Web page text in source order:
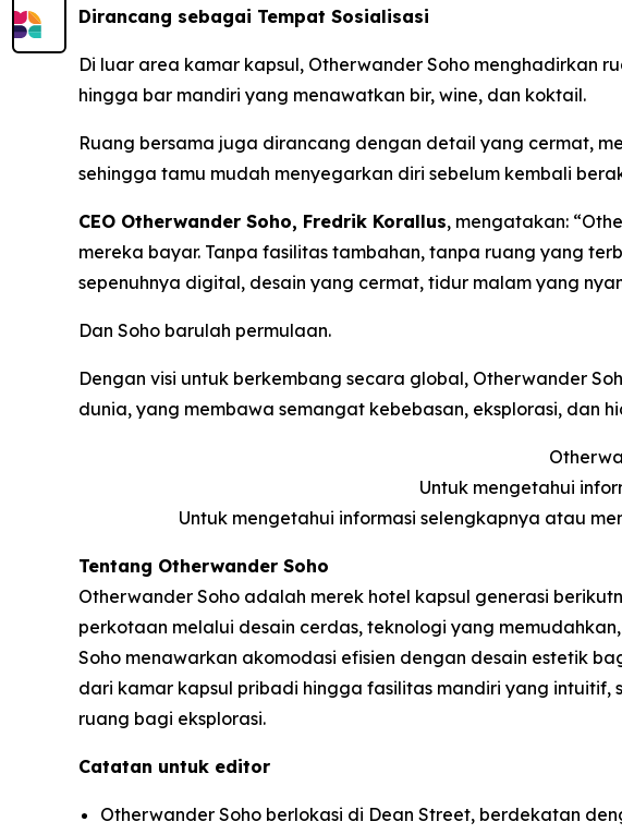
Dirancang sebagai Tempat Sosialisasi
Di luar area kamar kapsul, Otherwander Soho menghadirkan
hingga bar mandiri yang menawatkan bir, wine, dan koktail.
Ruang bersama juga dirancang dengan detail yang cermat,
sehingga tamu mudah menyegarkan diri sebelum kembali
CEO Otherwander Soho, Fredrik Korallus, mengatakan:
mereka bayar. Tanpa fasilitas tambahan, tanpa ruang yang
sepenuhnya digital, desain yang cermat, tidur malam yang
Dan Soho barulah permulaan.
Dengan visi untuk berkembang secara global, Otherwander
dunia, yang membawa semangat kebebasan, eksplorasi, dan
Untuk mengetahui
Untuk mengetahui informasi selengkapnya atau
Tentang Otherwander Soho
Otherwander Soho adalah merek hotel kapsul generasi
perkotaan melalui desain cerdas, teknologi yang
Soho menawarkan akomodasi efisien dengan desain estetik
dari kamar kapsul pribadi hingga fasilitas mandiri yang
ruang bagi eksplorasi.
Catatan untuk editor
Otherwander Soho berlokasi di Dean Street, berdekatan